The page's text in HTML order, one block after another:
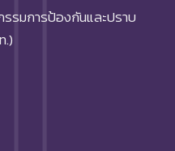
รมการป้องกันและปราบ
.)